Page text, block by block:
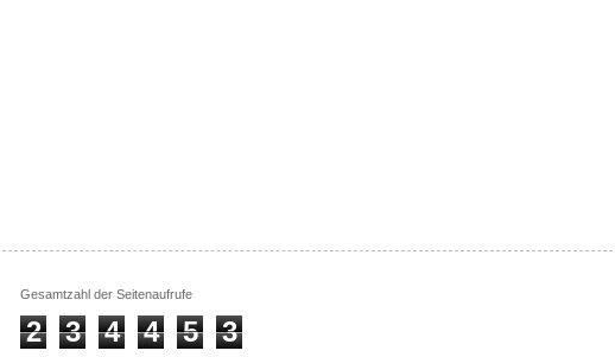
Gesamtzahl der Seitenaufrufe
2 3 4 4 5 3